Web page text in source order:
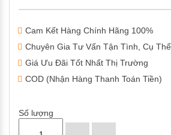
Cam Kết Hàng Chính Hãng 100%
Chuyên Gia Tư Vấn Tận Tình, Cụ Thể
Giá Ưu Đãi Tốt Nhất Thị Trường
COD (Nhận Hàng Thanh Toán Tiền)
Số lượng